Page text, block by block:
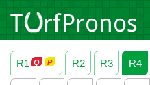
R1
R2 R3 R4